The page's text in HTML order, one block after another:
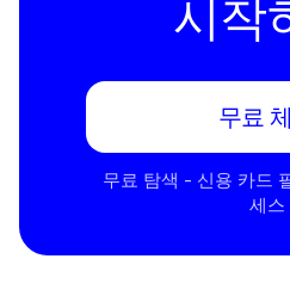
시작
무료
무료 탐색 - 신용 카드
세스